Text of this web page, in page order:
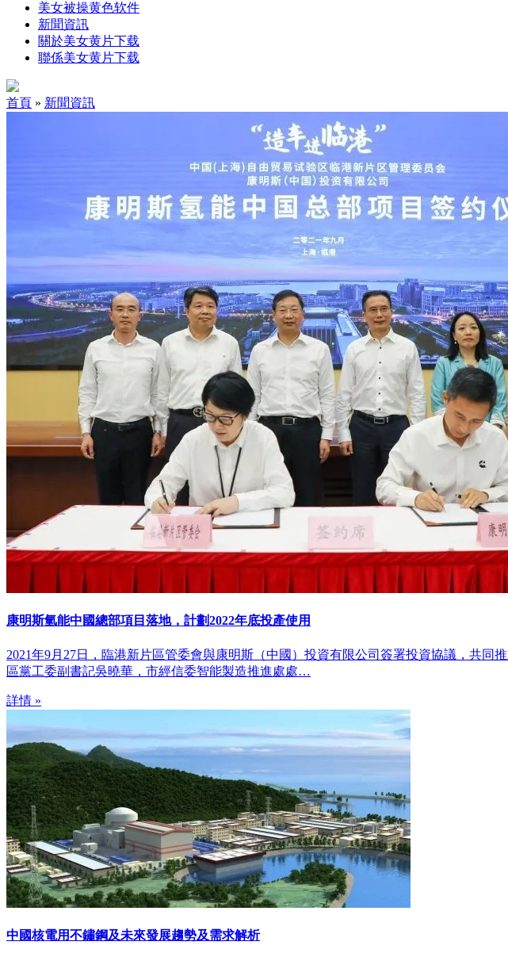
美女被操黄色软件
新聞資訊
關於美女黄片下载
聯係美女黄片下载
首頁 » 新聞資訊
康明斯氫能中國總部項目落地，計劃2022年底投產使用
2021年9月27日，臨港新片區管委會與康明斯（中國）投資有限公司簽署投資協議，共同推
區黨工委副書記吳曉華，市經信委智能製造推進處處…
詳情 »
中國核電用不鏽鋼及未來發展趨勢及需求解析